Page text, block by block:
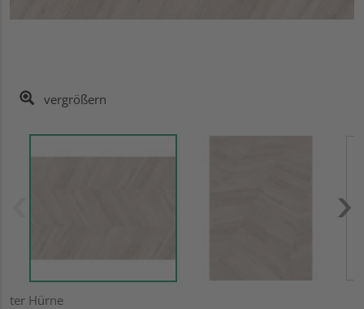
vergrößern
ter Hürne